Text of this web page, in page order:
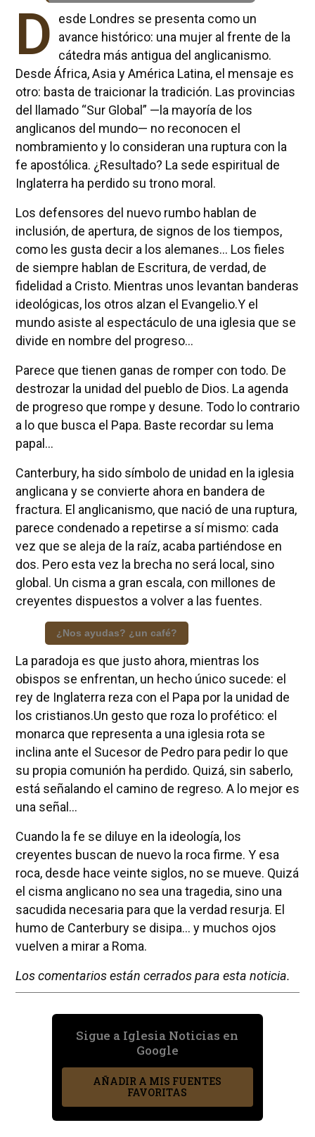
D
esde Londres se presenta como un
avance histórico: una mujer al frente de la
cátedra más antigua del anglicanismo.
Desde África, Asia y América Latina, el mensaje es
otro: basta de traicionar la tradición. Las provincias
del llamado “Sur Global” —la mayoría de los
anglicanos del mundo— no reconocen el
nombramiento y lo consideran una ruptura con la
fe apostólica. ¿Resultado? La sede espiritual de
Inglaterra ha perdido su trono moral.
Los defensores del nuevo rumbo hablan de
inclusión, de apertura, de signos de los tiempos,
como les gusta decir a los alemanes... Los fieles
de siempre hablan de Escritura, de verdad, de
fidelidad a Cristo. Mientras unos levantan banderas
ideológicas, los otros alzan el Evangelio.Y el
mundo asiste al espectáculo de una iglesia que se
divide en nombre del progreso...
Parece que tienen ganas de romper con todo. De
destrozar la unidad del pueblo de Dios. La agenda
de progreso que rompe y desune. Todo lo contrario
a lo que busca el Papa. Baste recordar su lema
papal...
Canterbury, ha sido símbolo de unidad en la iglesia
anglicana y se convierte ahora en bandera de
fractura. El anglicanismo, que nació de una ruptura,
parece condenado a repetirse a sí mismo: cada
vez que se aleja de la raíz, acaba partiéndose en
dos. Pero esta vez la brecha no será local, sino
global. Un cisma a gran escala, con millones de
creyentes dispuestos a volver a las fuentes.
¿Nos ayudas? ¿un café?
La paradoja es que justo ahora, mientras los
obispos se enfrentan, un hecho único sucede: el
rey de Inglaterra reza con el Papa por la unidad de
los cristianos.Un gesto que roza lo profético: el
monarca que representa a una iglesia rota se
inclina ante el Sucesor de Pedro para pedir lo que
su propia comunión ha perdido. Quizá, sin saberlo,
está señalando el camino de regreso. A lo mejor es
una señal...
Cuando la fe se diluye en la ideología, los
creyentes buscan de nuevo la roca firme. Y esa
roca, desde hace veinte siglos, no se mueve. Quizá
el cisma anglicano no sea una tragedia, sino una
sacudida necesaria para que la verdad resurja. El
humo de Canterbury se disipa… y muchos ojos
vuelven a mirar a Roma.
Los comentarios están cerrados para esta noticia.
Sigue a Iglesia Noticias en
Google
AÑADIR A MIS FUENTES
FAVORITAS